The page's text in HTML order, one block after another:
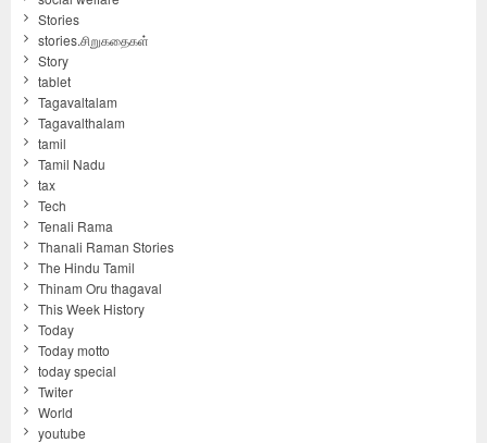
Stories
stories.சிறுகதைகள்
Story
tablet
Tagavaltalam
Tagavalthalam
tamil
Tamil Nadu
tax
Tech
Tenali Rama
Thanali Raman Stories
The Hindu Tamil
Thinam Oru thagaval
This Week History
Today
Today motto
today special
Twiter
World
youtube